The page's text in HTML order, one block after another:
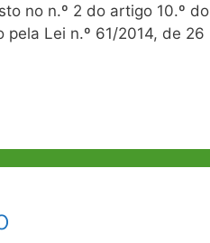
no n.º 2 do artigo 10.º do
Lei n.º 61/2014, de 26